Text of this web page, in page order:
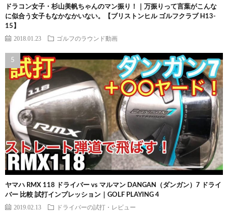
ドラコン女子・杉山美帆ちゃんのマン振り！｜万振りって言葉がこんな
に似合う女子もなかなかいない。【ブリストンヒル ゴルフクラブ H13-
15】
2018.01.23 ゴルフのラウンド動画
ヤマハ RMX 118 ドライバー vs マルマン DANGAN（ダンガン）7 ドライ
バー 比較 試打インプレッション｜GOLF PLAYING 4
2019.02.13 ドライバーの試打・レビュー